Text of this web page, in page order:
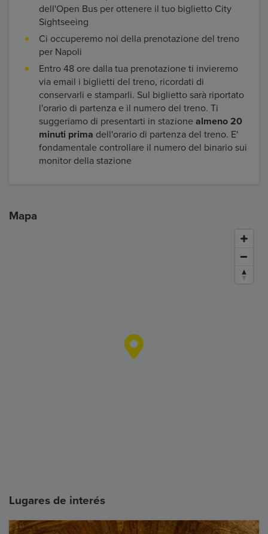
dell'Open Bus per ottenere il tuo biglietto City
Sightseeing
Ci occuperemo noi della prenotazione del treno
per Napoli
Entro 48 ore dalla tua prenotazione ti invieremo
via email i biglietti del treno, ricordati di
conservarli e stamparli. Sul biglietto sarà riportato
l'orario di partenza e il numero del treno. Ti
suggeriamo di presentarti in stazione almeno 20
minuti prima dell'orario di partenza del treno. E'
fondamentale controllare il numero del binario sui
monitor della stazione
Mapa
Lugares de interés